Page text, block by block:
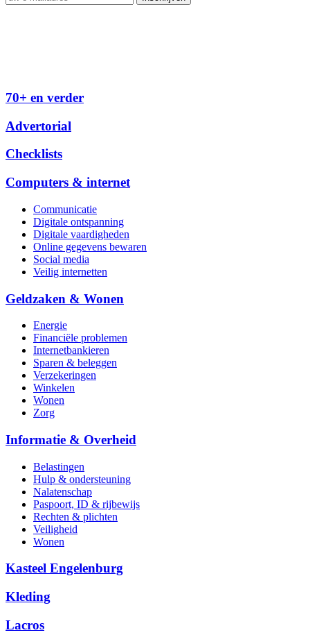
70+ en verder
Advertorial
Checklists
Computers & internet
Communicatie
Digitale ontspanning
Digitale vaardigheden
Online gegevens bewaren
Social media
Veilig internetten
Geldzaken & Wonen
Energie
Financiële problemen
Internetbankieren
Sparen & beleggen
Verzekeringen
Winkelen
Wonen
Zorg
Informatie & Overheid
Belastingen
Hulp & ondersteuning
Nalatenschap
Paspoort, ID & rijbewijs
Rechten & plichten
Veiligheid
Wonen
Kasteel Engelenburg
Kleding
Lacros